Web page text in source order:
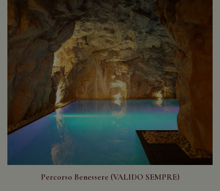
Percorso Benessere (VALIDO SEMPRE)